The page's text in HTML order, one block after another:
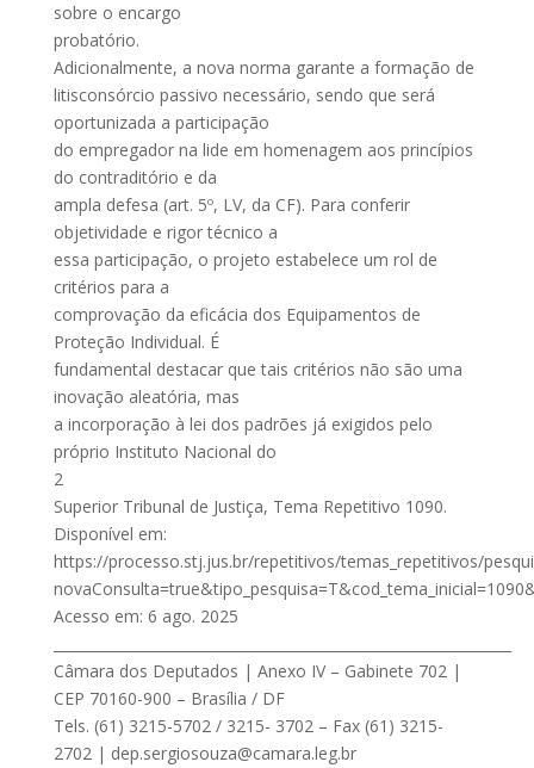
sobre o encargo
probatório.
Adicionalmente, a nova norma garante a formação de
litisconsórcio passivo necessário, sendo que será
oportunizada a participação
do empregador na lide em homenagem aos princípios
do contraditório e da
ampla defesa (art. 5º, LV, da CF). Para conferir
objetividade e rigor técnico a
essa participação, o projeto estabelece um rol de
critérios para a
comprovação da eficácia dos Equipamentos de
Proteção Individual. É
fundamental destacar que tais critérios não são uma
inovação aleatória, mas
a incorporação à lei dos padrões já exigidos pelo
próprio Instituto Nacional do
2
Superior Tribunal de Justiça, Tema Repetitivo 1090.
Disponível em:
https://processo.stj.jus.br/repetitivos/temas_repetitivos/
Acesso em: 6 ago. 2025
Câmara dos Deputados | Anexo IV – Gabinete 702 |
CEP 70160-900 – Brasília / DF
Tels. (61) 3215-5702 / 3215- 3702 – Fax (61) 3215-
2702 | dep.sergiosouza@camara.leg.br